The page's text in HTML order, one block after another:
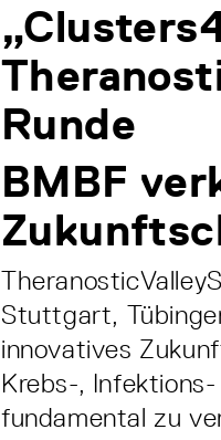
Runde
BMBF
Stuttgart,
innovatives
Krebs-,
fundamental zu